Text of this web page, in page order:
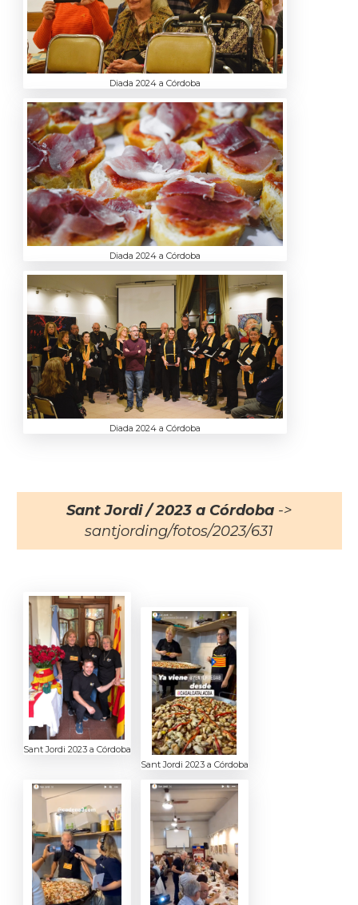
Diada 2024 a Córdoba
Diada 2024 a Córdoba
Diada 2024 a Córdoba
Sant Jordi / 2023 a Córdoba ->
santjording/fotos/2023/631
Sant Jordi 2023 a Córdoba
Sant Jordi 2023 a Córdoba